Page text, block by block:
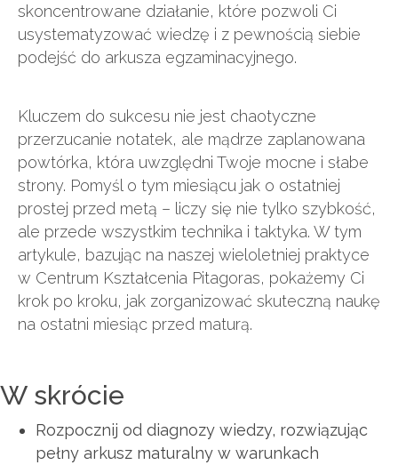
skoncentrowane działanie, które pozwoli Ci
usystematyzować wiedzę i z pewnością siebie
podejść do arkusza egzaminacyjnego.
Kluczem do sukcesu nie jest chaotyczne
przerzucanie notatek, ale mądrze zaplanowana
powtórka, która uwzględni Twoje mocne i słabe
strony. Pomyśl o tym miesiącu jak o ostatniej
prostej przed metą – liczy się nie tylko szybkość,
ale przede wszystkim technika i taktyka. W tym
artykule, bazując na naszej wieloletniej praktyce
w Centrum Kształcenia Pitagoras, pokażemy Ci
krok po kroku, jak zorganizować skuteczną naukę
na ostatni miesiąc przed maturą.
W skrócie
Rozpocznij od diagnozy wiedzy, rozwiązując
pełny arkusz maturalny w warunkach